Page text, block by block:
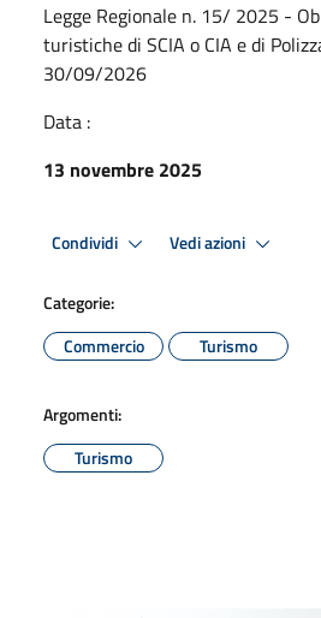
Legge Regionale n. 15/ 2025 -
turistiche di SCIA o CIA e di
30/09/2026
Data :
13 novembre 2025
Condividi Vedi azioni
Categorie:
Commercio
Turismo
Argomenti:
Turismo